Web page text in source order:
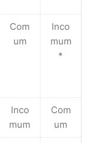
Com
um
Inco
mum
*
Inco
mum
Com
um